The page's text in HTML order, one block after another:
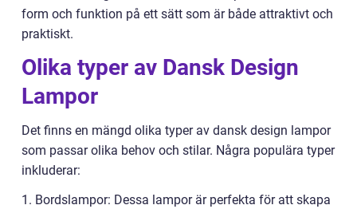
form och funktion på ett sätt som är både attraktivt och
praktiskt.
Olika typer av Dansk Design
Lampor
Det finns en mängd olika typer av dansk design lampor
som passar olika behov och stilar. Några populära typer
inkluderar:
1. Bordslampor: Dessa lampor är perfekta för att skapa